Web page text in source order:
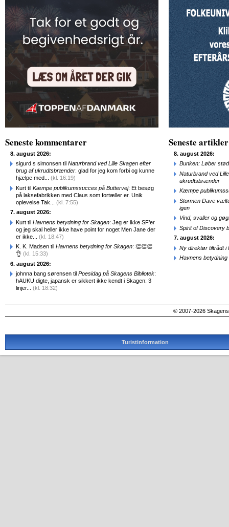
Seneste kommentarer
8. august 2026:
sigurd s simonsen til Naturbrand ved Lille Skagen efter
brug af ukrudtsbrænder: glad for jeg kom forbi og kunne
hjælpe med... (kl. 16:19)
Kurt til Kæmpe publikumssucces på Buttervej: Et besøg
på laksefabrikken med Claus som fortæller er. Unik
oplevelse Tak... (kl. 7:55)
7. august 2026:
Kurt til Havnens betydning for Skagen: Jeg er ikke SF’er
og jeg skal heller ikke have point for noget Men Jane der
er ikke... (kl. 18:47)
K. K. Madsen til Havnens betydning for Skagen: 👏👏👏
👌 (kl. 15:33)
6. august 2026:
johnna bang sørensen til Poesidag på Skagens Bibliotek:
hAUKU digte, japansk er sikkert ikke kendt i Skagen: 3
linjer... (kl. 18:32)
Seneste artikler
8. august 2026:
Bunken: Løber
Naturbrand ved
ukrudtsbrænder
Kæmpe
Stormen Dave
igen
Vind, svaller og
Spirit of Discovery
7. august 2026:
Ny direktør tiltrådt i
Havnens betydning
© 2007-2026
Turistinformation